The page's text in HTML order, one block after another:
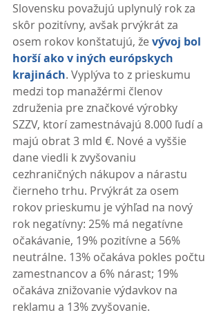
Slovensku považujú uplynulý rok za
skôr pozitívny, avšak prvýkrát za
osem rokov konštatujú, že vývoj bol
horší ako v iných európskych
krajinách. Vyplýva to z prieskumu
medzi top manažérmi členov
združenia pre značkové výrobky
SZZV, ktorí zamestnávajú 8.000 ľudí a
majú obrat 3 mld €. Nové a vyššie
dane viedli k zvyšovaniu
cezhraničných nákupov a nárastu
čierneho trhu. Prvýkrát za osem
rokov prieskumu je výhľad na nový
rok negatívny: 25% má negatívne
očakávanie, 19% pozitívne a 56%
neutrálne. 13% očakáva pokles počtu
zamestnancov a 6% nárast; 19%
očakáva znižovanie výdavkov na
reklamu a 13% zvyšovanie.